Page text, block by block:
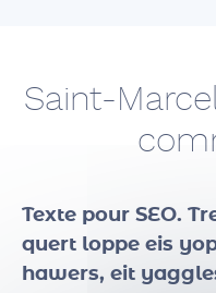
Saint-
Texte pour SEO .
quert loppe eis